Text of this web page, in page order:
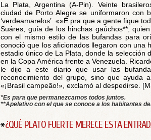
La Plata, Argentina (A-Pin). Veinte
ciudad de Porto Alegre se uniformaron con
‘verdeamarelos’. «»É pra que a gente fique
Suáres, guía de los hinchas gaúchos**,
con el mismo estilo de las bufandas para
conoció que los aficionados llegaron con una
estadio único de La Plata, donde la selección
en la Copa América frente a Venezuela.
le dijo a este diario que usar las
reconocimiento del grupo, sino que ayuda
«¡Brasil campeão!», exclamó al despedirse.
*Es para que permanezcamos todos juntos.
**Apelativo con el que se conoce a los habitantes
¿QUÉ PLATO FUERTE MERECE ESTA